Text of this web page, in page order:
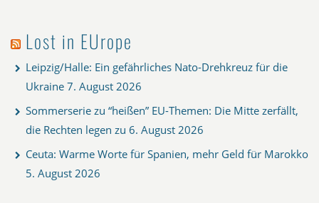
Lost in EUrope
Leipzig/Halle: Ein gefährliches Nato-Drehkreuz für die
Ukraine 7. August 2026
Sommerserie zu “heißen” EU-Themen: Die Mitte zerfällt,
die Rechten legen zu 6. August 2026
Ceuta: Warme Worte für Spanien, mehr Geld für Marokko
5. August 2026